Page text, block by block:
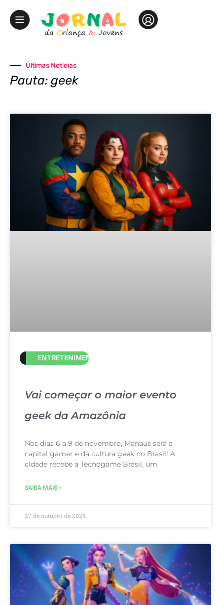
Últimas Notícias
Pauta: geek
ENTRETENIMENTO
Vai começar o maior evento
geek da Amazônia
Nos dias 6 a 9 de novembro, Manaus será a
capital gamer e da cultura geek no Brasil! A
cidade recebe a Tecnogame Brasil, um
SAIBA MAIS »
27 de outubro de 2025